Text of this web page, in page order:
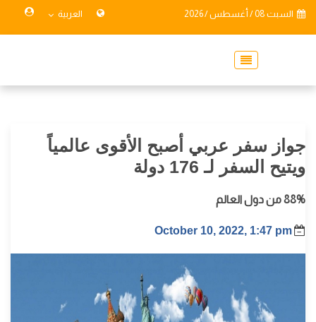
السبت 08 / أغسطس / 2026 العربية
جواز سفر عربي أصبح الأقوى عالمياً
ويتيح السفر لـ 176 دولة
88% من دول العالم
October 10, 2022, 1:47 pm